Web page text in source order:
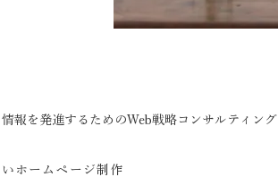
報を発進するためのWeb戦略コンサルティング
ホームページ制作